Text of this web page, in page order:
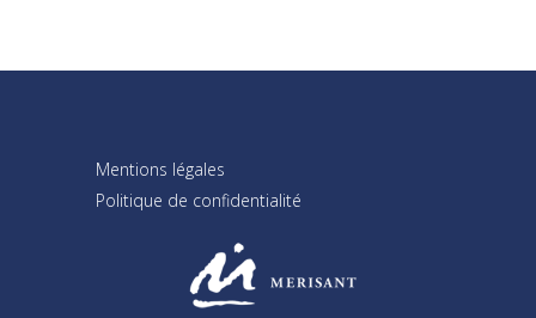
Mentions légales
Politique de confidentialité